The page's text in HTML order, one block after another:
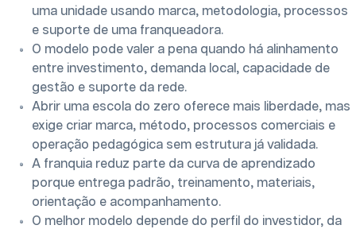
uma unidade usando marca, metodologia, processos
e suporte de uma franqueadora.
O modelo pode valer a pena quando há alinhamento
entre investimento, demanda local, capacidade de
gestão e suporte da rede.
Abrir uma escola do zero oferece mais liberdade, mas
exige criar marca, método, processos comerciais e
operação pedagógica sem estrutura já validada.
A franquia reduz parte da curva de aprendizado
porque entrega padrão, treinamento, materiais,
orientação e acompanhamento.
O melhor modelo depende do perfil do investidor, da